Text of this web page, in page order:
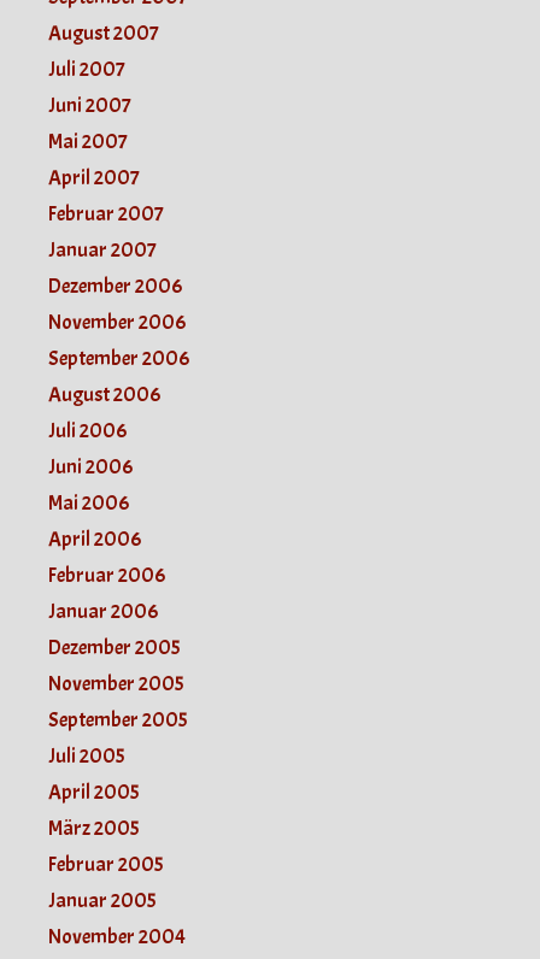
August 2007
Juli 2007
Juni 2007
Mai 2007
April 2007
Februar 2007
Januar 2007
Dezember 2006
November 2006
September 2006
August 2006
Juli 2006
Juni 2006
Mai 2006
April 2006
Februar 2006
Januar 2006
Dezember 2005
November 2005
September 2005
Juli 2005
April 2005
März 2005
Februar 2005
Januar 2005
November 2004